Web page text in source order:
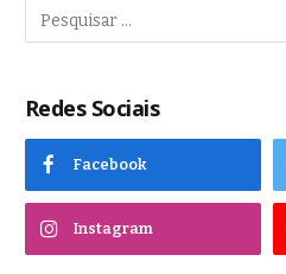
Redes Sociais
Facebook
Instagram